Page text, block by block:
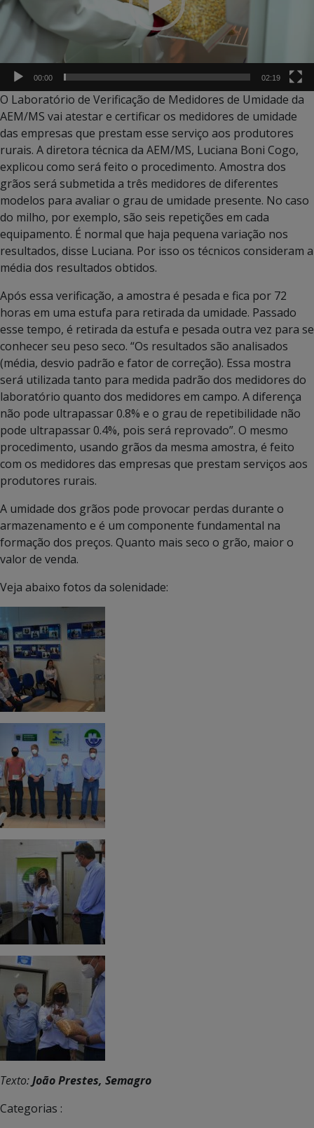
00:00 02:19
O Laboratório de Verificação de Medidores de Umidade da
AEM/MS vai atestar e certificar os medidores de umidade
das empresas que prestam esse serviço aos produtores
rurais. A diretora técnica da AEM/MS, Luciana Boni Cogo,
explicou como será feito o procedimento. Amostra dos
grãos será submetida a três medidores de diferentes
modelos para avaliar o grau de umidade presente. No caso
do milho, por exemplo, são seis repetições em cada
equipamento. É normal que haja pequena variação nos
resultados, disse Luciana. Por isso os técnicos consideram a
média dos resultados obtidos.
Após essa verificação, a amostra é pesada e fica por 72
horas em uma estufa para retirada da umidade. Passado
esse tempo, é retirada da estufa e pesada outra vez para se
conhecer seu peso seco. “Os resultados são analisados
(média, desvio padrão e fator de correção). Essa mostra
será utilizada tanto para medida padrão dos medidores do
laboratório quanto dos medidores em campo. A diferença
não pode ultrapassar 0.8% e o grau de repetibilidade não
pode ultrapassar 0.4%, pois será reprovado”. O mesmo
procedimento, usando grãos da mesma amostra, é feito
com os medidores das empresas que prestam serviços aos
produtores rurais.
A umidade dos grãos pode provocar perdas durante o
armazenamento e é um componente fundamental na
formação dos preços. Quanto mais seco o grão, maior o
valor de venda.
Veja abaixo fotos da solenidade:
Texto:João Prestes, Semagro
Categorias :